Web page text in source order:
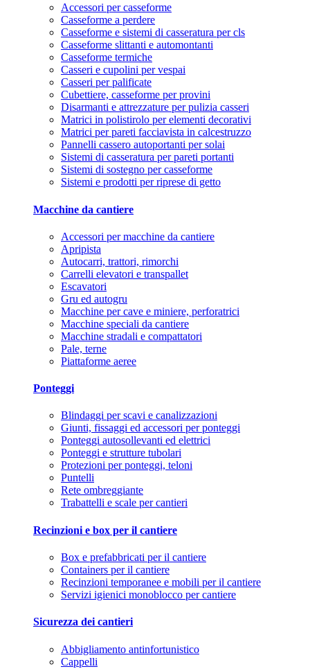
Accessori per casseforme
Casseforme a perdere
Casseforme e sistemi di casseratura per cls
Casseforme slittanti e automontanti
Casseforme termiche
Casseri e cupolini per vespai
Casseri per palificate
Cubettiere, casseforme per provini
Disarmanti e attrezzature per pulizia casseri
Matrici in polistirolo per elementi decorativi
Matrici per pareti facciavista in calcestruzzo
Pannelli cassero autoportanti per solai
Sistemi di casseratura per pareti portanti
Sistemi di sostegno per casseforme
Sistemi e prodotti per riprese di getto
Macchine da cantiere
Accessori per macchine da cantiere
Apripista
Autocarri, trattori, rimorchi
Carrelli elevatori e transpallet
Escavatori
Gru ed autogru
Macchine per cave e miniere, perforatrici
Macchine speciali da cantiere
Macchine stradali e compattatori
Pale, terne
Piattaforme aeree
Ponteggi
Blindaggi per scavi e canalizzazioni
Giunti, fissaggi ed accessori per ponteggi
Ponteggi autosollevanti ed elettrici
Ponteggi e strutture tubolari
Protezioni per ponteggi, teloni
Puntelli
Rete ombreggiante
Trabattelli e scale per cantieri
Recinzioni e box per il cantiere
Box e prefabbricati per il cantiere
Containers per il cantiere
Recinzioni temporanee e mobili per il cantiere
Servizi igienici monoblocco per cantiere
Sicurezza dei cantieri
Abbigliamento antinfortunistico
Cappelli